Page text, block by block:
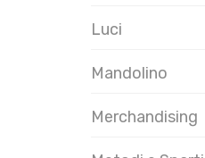
Luci
Mandolino
Merchandising